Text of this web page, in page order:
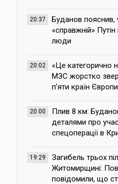
20:37
Буданов пояснив,
«справжній»
люди
20:02
«Це категорично
МЗС жорстко
п’яти країн Європи
20:00
Плив 8 км:
деталями про
спецоперації в
19:29
Загибель трьох
Житомирщині:
повідомили, що